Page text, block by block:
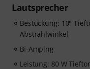
Lautsprecher
Bestückung: 10"
Abstrahlwinkel
Bi-Amping
Leistung: 80 W